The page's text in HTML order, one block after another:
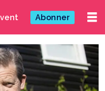
Abonner